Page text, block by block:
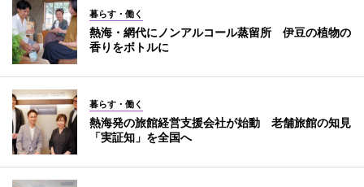
暮らす・働く
熱海・網代にノンアルコール蒸留所 伊豆の植物の
香りをボトルに
暮らす・働く
熱海発の旅館経営支援会社が始動 老舗旅館の知見
「実証知」を全国へ